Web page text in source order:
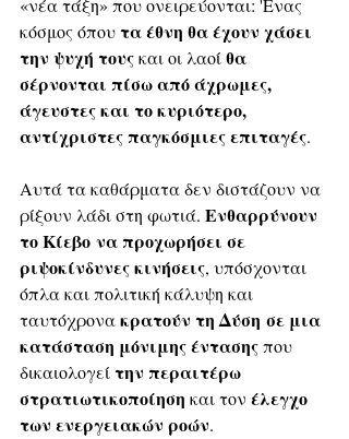
«νέα τάξη» που ονειρεύονται: 'Ενας
κόσμος όπου τα έθνη θα έχουν χάσει
την ψυχή τους και οι λαοί θα
σέρνονται πίσω από άχρωμες,
άγευστες και το κυριότερο,
αντίχριστες παγκόσμιες επιταγές.
Αυτά τα καθάρματα δεν διστάζουν να
ρίξουν λάδι στη φωτιά. Ενθαρρύνουν
το Κίεβο να προχωρήσει σε
ριψοκίνδυνες κινήσεις, υπόσχονται
όπλα και πολιτική κάλυψη και
ταυτόχρονα κρατούν τη Δύση σε μια
κατάσταση μόνιμης έντασης που
δικαιολογεί την περαιτέρω
στρατιωτικοποίηση και τον έλεγχο
των ενεργειακών ροών.